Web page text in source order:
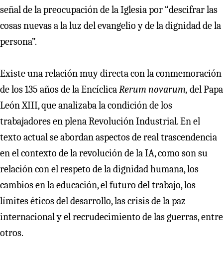
señal de la preocupación de la Iglesia por “descifrar las
cosas nuevas a la luz del evangelio y de la dignidad de la
persona”.
Existe una relación muy directa con la conmemoración
de los 135 años de la EncíclicaRerum novarum, del Papa
León XIII, que analizaba la condición de los
trabajadores en plena Revolución Industrial. En el
texto actual se abordan aspectos de real trascendencia
en el contexto de la revolución de la IA, como son su
relación con el respeto de la dignidad humana, los
cambios en la educación, el futuro del trabajo, los
límites éticos del desarrollo, las crisis de la paz
internacional y el recrudecimiento de las guerras, entre
otros.